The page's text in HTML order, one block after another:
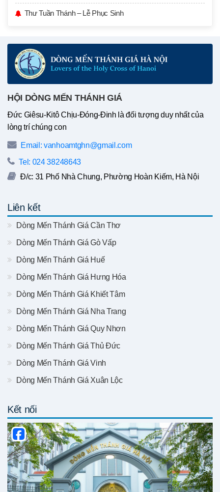
Thư Tuần Thánh – Lễ Phục Sinh
HỘI DÒNG MẾN THÁNH GIÁ
Đức Giêsu-Kitô Chịu-Đóng-Đinh là đối tượng duy nhất của
lòng trí chúng con
Email: vanhoamtghn@gmail.com
Tel: 024 38248643
Đ/c: 31 Phố Nhà Chung, Phường Hoàn Kiếm, Hà Nội
Liên kết
Dòng Mến Thánh Giá Cần Thơ
Dòng Mến Thánh Giá Gò Vấp
Dòng Mến Thánh Giá Huế
Dòng Mến Thánh Giá Hưng Hóa
Dòng Mến Thánh Giá Khiết Tâm
Dòng Mến Thánh Giá Nha Trang
Dòng Mến Thánh Giá Quy Nhơn
Dòng Mến Thánh Giá Thủ Đức
Dòng Mến Thánh Giá Vinh
Dòng Mến Thánh Giá Xuân Lộc
Kết nối